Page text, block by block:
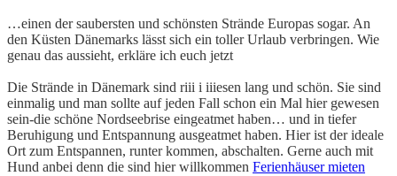
…einen der saubersten und schönsten Strände Europas sogar. An
den Küsten Dänemarks lässt sich ein toller Urlaub verbringen. Wie
genau das aussieht, erkläre ich euch jetzt
Die Strände in Dänemark sind riii i iiiesen lang und schön. Sie sind
einmalig und man sollte auf jeden Fall schon ein Mal hier gewesen
sein-die schöne Nordseebrise eingeatmet haben… und in tiefer
Beruhigung und Entspannung ausgeatmet haben. Hier ist der ideale
Ort zum Entspannen, runter kommen, abschalten. Gerne auch mit
Hund anbei denn die sind hier willkommen Ferienhäuser mieten